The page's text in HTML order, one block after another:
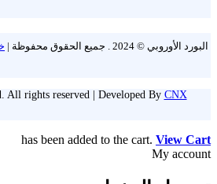
البورد الأوروبي © 2024 . جميع الحقوق محفوظة |
All rights reserved | Developed By CNX
has been added to the cart. View Cart
My account